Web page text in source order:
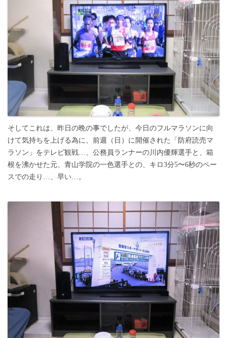
そしてこれは、昨日の晩の事でしたが、今日のフルマラソンに向
けて気持ちを上げる為に、前週（日）に開催された「防府読売マ
ラソン」をテレビ観戦…、公務員ランナーの川内優輝選手と、箱
根を沸かせた元、青山学院の一色選手との、キロ3分5〜6秒のペー
スでの走り…、早い…。